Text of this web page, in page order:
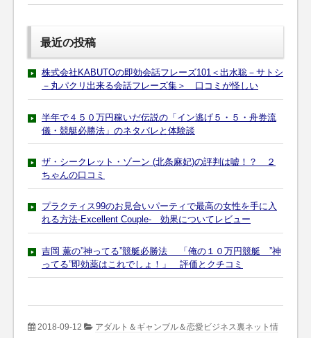
最近の投稿
株式会社KABUTOの即効会話フレーズ101＜出水聡－サトシ
－丸パクリ出来る会話フレーズ集＞ 口コミが怪しい
半年で４５０万円稼いだ伝説の「イン逃げ５・５・舟券流
儀・競艇必勝法」のネタバレと体験談
ザ・シークレット・ゾーン (北条麻妃)の評判は嘘！？ ２
ちゃんの口コミ
プラクティス99のお見合いパーティで最高の女性を手に入
れる方法-Excellent Couple- 効果についてレビュー
吉岡 薫の”神ってる”競艇必勝法 「俺の１０万円競艇 ”神
ってる”即効薬はこれでしょ！」 評価とクチコミ
2018-09-12
アダルト＆ギャンブル＆恋愛ビジネス裏ネット情